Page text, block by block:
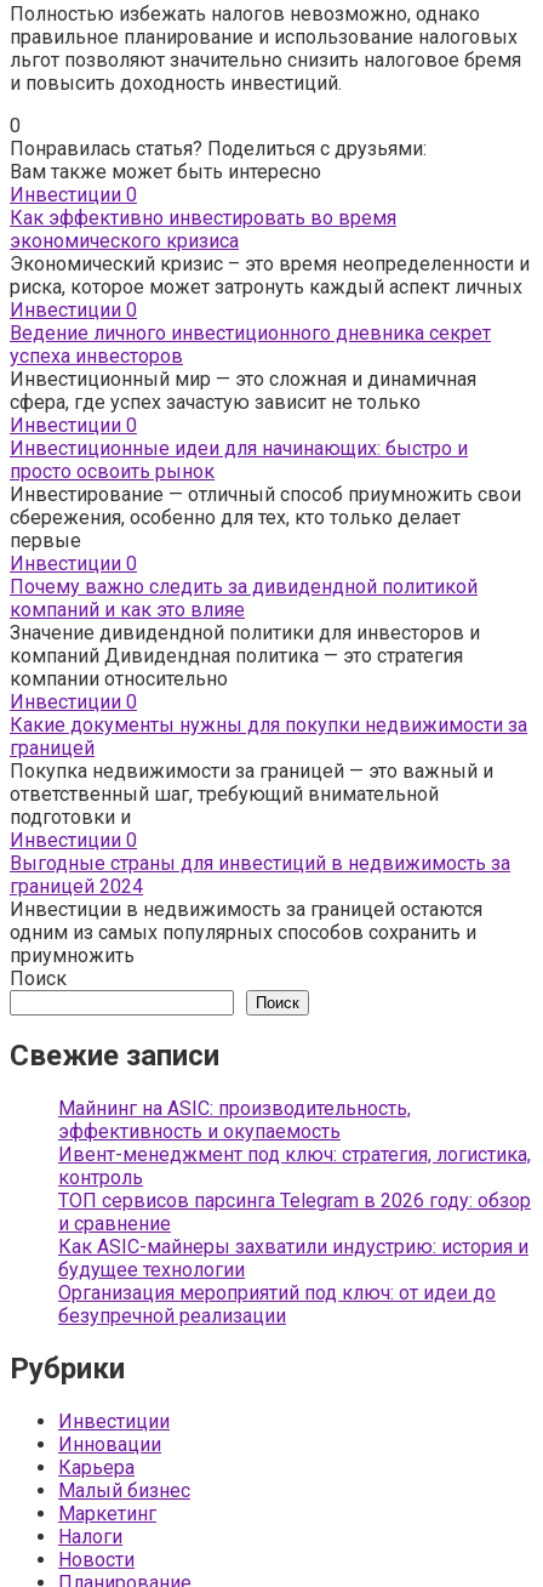
Полностью избежать налогов невозможно, однако
правильное планирование и использование налоговых
льгот позволяют значительно снизить налоговое бремя
и повысить доходность инвестиций.
0
Понравилась статья? Поделиться с друзьями:
Вам также может быть интересно
Инвестиции 0
Как эффективно инвестировать во время
экономического кризиса
Экономический кризис – это время неопределенности и
риска, которое может затронуть каждый аспект личных
Инвестиции 0
Ведение личного инвестиционного дневника секрет
успеха инвесторов
Инвестиционный мир — это сложная и динамичная
сфера, где успех зачастую зависит не только
Инвестиции 0
Инвестиционные идеи для начинающих: быстро и
просто освоить рынок
Инвестирование — отличный способ приумножить свои
сбережения, особенно для тех, кто только делает
первые
Инвестиции 0
Почему важно следить за дивидендной политикой
компаний и как это влияе
Значение дивидендной политики для инвесторов и
компаний Дивидендная политика — это стратегия
компании относительно
Инвестиции 0
Какие документы нужны для покупки недвижимости за
границей
Покупка недвижимости за границей — это важный и
ответственный шаг, требующий внимательной
подготовки и
Инвестиции 0
Выгодные страны для инвестиций в недвижимость за
границей 2024
Инвестиции в недвижимость за границей остаются
одним из самых популярных способов сохранить и
приумножить
Поиск
Поиск
Свежие записи
Майнинг на ASIC: производительность,
эффективность и окупаемость
Ивент-менеджмент под ключ: стратегия, логистика,
контроль
ТОП сервисов парсинга Telegram в 2026 году: обзор
и сравнение
Как ASIC-майнеры захватили индустрию: история и
будущее технологии
Организация мероприятий под ключ: от идеи до
безупречной реализации
Рубрики
Инвестиции
Инновации
Карьера
Малый бизнес
Маркетинг
Налоги
Новости